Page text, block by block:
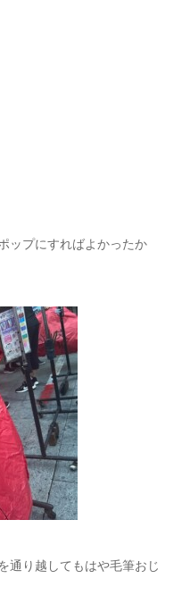
ップにすればよかったか
通り越してもはや毛筆おじ